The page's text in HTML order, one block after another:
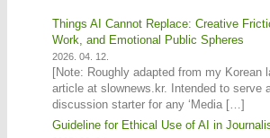
Things AI Cannot Replace: Creative
Work, and Emotional Public Spheres
2026. 04. 12.
[Note: Roughly adapted from my Korean
article at slownews.kr. Intended to serve
discussion starter for any ‘Media […]
Guideline for Ethical Use of AI in